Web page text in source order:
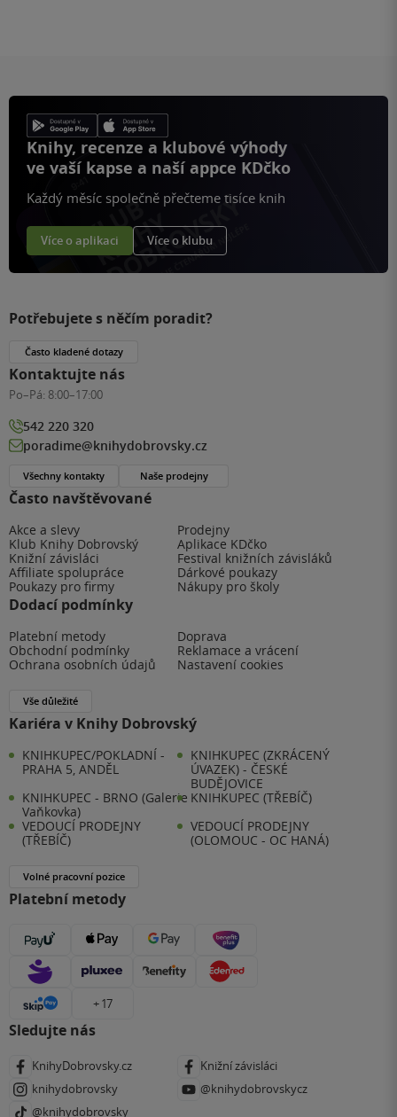
Knihy, recenze a klubové výhody
ve vaší kapse a naší appce KDčko
Každý měsíc společně přečteme tisíce knih
Více o aplikaci Více o klubu
Často navštěvované
Akce a slevy
Prodejny
Klub Knihy Dobrovský
Aplikace KDčko
Knižní závisláci
Festival knižních závisláků
Affiliate spolupráce
Dárkové poukazy
Poukazy pro firmy
Nákupy pro školy
Dodací podmínky
Platební metody
Doprava
Obchodní podmínky
Reklamace a vrácení
Ochrana osobních údajů
Nastavení cookies
Vše důležité
Kariéra v Knihy Dobrovský
KNIHKUPEC/POKLADNÍ -
PRAHA 5, ANDĚL
KNIHKUPEC (ZKRÁCENÝ
ÚVAZEK) - ČESKÉ
BUDĚJOVICE
KNIHKUPEC - BRNO (Galerie
Vaňkovka)
KNIHKUPEC (TŘEBÍČ)
VEDOUCÍ PRODEJNY
(TŘEBÍČ)
VEDOUCÍ PRODEJNY
(OLOMOUC - OC HANÁ)
Volné pracovní pozice
Platební metody
+ 17
Sledujte nás
KnihyDobrovsky.cz
Knižní závisláci
knihydobrovsky
@knihydobrovskycz
@knihydobrovsky
Potřebujete s něčím poradit?
Často kladené dotazy
Kontaktujte nás
Po–Pá: 8:00–17:00
542 220 320
poradime@knihydobrovsky.cz
Všechny kontakty Naše prodejny